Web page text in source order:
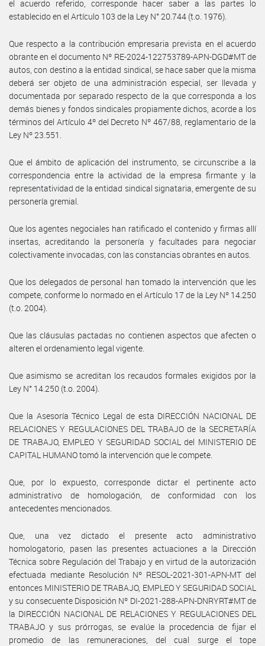
el acuerdo referido, corresponde hacer saber a las partes lo
establecido en el Artículo 103 de la Ley N° 20.744 (t.o. 1976).
Que respecto a la contribución empresaria prevista en el acuerdo
obrante en el documento Nº RE-2024-122753789-APN-DGD#MT de
autos, con destino a la entidad sindical, se hace saber que la misma
deberá ser objeto de una administración especial, ser llevada y
documentada por separado respecto de la que corresponda a los
demás bienes y fondos sindicales propiamente dichos, acorde a los
términos del Artículo 4º del Decreto Nº 467/88, reglamentario de la
Ley Nº 23.551.
Que el ámbito de aplicación del instrumento, se circunscribe a la
correspondencia entre la actividad de la empresa firmante y la
representatividad de la entidad sindical signataria, emergente de su
personería gremial.
Que los agentes negociales han ratificado el contenido y firmas allí
insertas, acreditando la personería y facultades para negociar
colectivamente invocadas, con las constancias obrantes en autos.
Que los delegados de personal han tomado la intervención que les
compete, conforme lo normado en el Artículo 17 de la Ley Nº 14.250
(t.o. 2004).
Que las cláusulas pactadas no contienen aspectos que afecten o
alteren el ordenamiento legal vigente.
Que asimismo se acreditan los recaudos formales exigidos por la
Ley N° 14.250 (t.o. 2004).
Que la Asesoría Técnico Legal de esta DIRECCIÓN NACIONAL DE
RELACIONES Y REGULACIONES DEL TRABAJO de la SECRETARÍA
DE TRABAJO, EMPLEO Y SEGURIDAD SOCIAL del MINISTERIO DE
CAPITAL HUMANO tomó la intervención que le compete.
Que, por lo expuesto, corresponde dictar el pertinente acto
administrativo de homologación, de conformidad con los
antecedentes mencionados.
Que, una vez dictado el presente acto administrativo
homologatorio, pasen las presentes actuaciones a la Dirección
Técnica sobre Regulación del Trabajo y en virtud de la autorización
efectuada mediante Resolución Nº RESOL-2021-301-APN-MT del
entonces MINISTERIO DE TRABAJO, EMPLEO Y SEGURIDAD SOCIAL
y su consecuente Disposición Nº DI-2021-288-APN-DNRYRT#MT de
la DIRECCIÓN NACIONAL DE RELACIONES Y REGULACIONES DEL
TRABAJO y sus prórrogas, se evalúe la procedencia de fijar el
promedio de las remuneraciones, del cual surge el tope